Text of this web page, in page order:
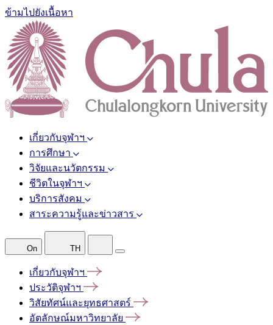
ข้ามไปยังเนื้อหา
เกี่ยวกับจุฬาฯ
การศึกษา
วิจัยและนวัตกรรม
ชีวิตในจุฬาฯ
บริการสังคม
สาระความรู้และข่าวสาร
On TH
เกี่ยวกับจุฬาฯ
ประวัติจุฬาฯ
วิสัยทัศน์และยุทธศาสตร์
อัตลักษณ์มหาวิทยาลัย